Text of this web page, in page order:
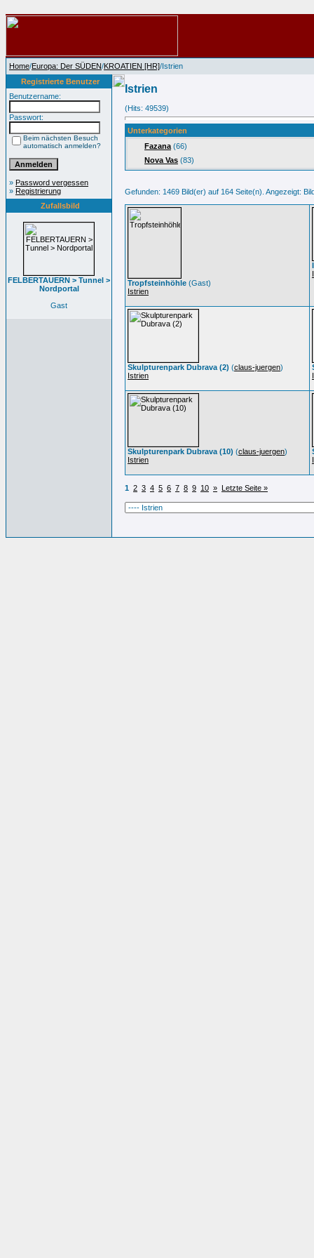
Home/Europa: Der SÜDEN/KROATIEN [HR]/Istrien
Registrierte Benutzer
Benutzername:
Passwort:
Beim nächsten Besuch
automatisch anmelden?
» Password vergessen
» Registrierung
Zufallsbild
FELBERTAUERN > Tunnel >
Nordportal
Gast
Istrien
(Hits: 49539)
Unterkategorien
Fazana (66)
Nova Vas (83)
Gefunden: 1469 Bild(er) auf 164 Seite(n). Angezeigt:
Tropfsteinhöhle (Gast)
Istrien
Skulpturenpark Dubrava (2) (claus-juergen)
Istrien
Skulpturenpark Dubrava (10) (claus-juergen)
Istrien
1 2 3 4 5 6 7 8 9 10 » Letzte Seite »